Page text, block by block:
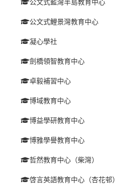
公文式鯉景灣教育中心
凝心學社
劍橋領智教育中心
卓毅補習中心
博域教育中心
博益學研教育中心
博雅學譽教育中心
哲然教育中心（柴灣）
啓言英語教育中心（杏花邨）